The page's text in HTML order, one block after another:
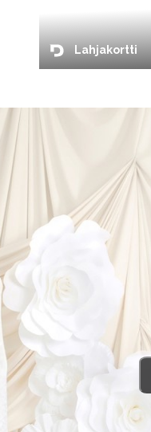
Lahjakortti